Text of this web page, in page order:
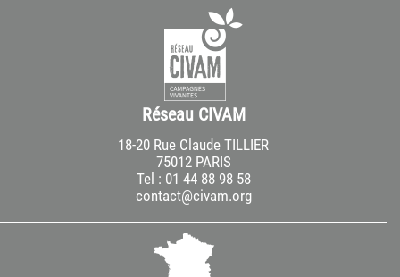
Réseau CIVAM
18-20 Rue Claude TILLIER
75012 PARIS
Tel : 01 44 88 98 58
contact@civam.org